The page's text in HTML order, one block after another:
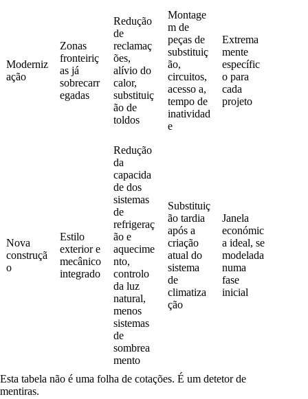
Moderniz
ação
Zonas
fronteiriç
as já
sobrecarr
egadas
Redução
de
reclamaç
ões,
alívio do
calor,
substituiç
ão de
toldos
Montage
m de
peças de
substituiç
ão,
circuitos,
acesso a,
tempo de
inatividad
e
Extrema
mente
específic
o para
cada
projeto
Nova
construçã
o
Estilo
exterior e
mecânico
integrado
Redução
da
capacida
de dos
sistemas
de
refrigeraç
ão e
aquecime
nto,
controlo
da luz
natural,
menos
sistemas
de
sombrea
mento
Substituiç
ão tardia
após a
criação
atual do
sistema
de
climatiza
ção
Janela
económic
a ideal, se
modelada
numa
fase
inicial
Esta tabela não é uma folha de cotações. É um detetor de
mentiras.